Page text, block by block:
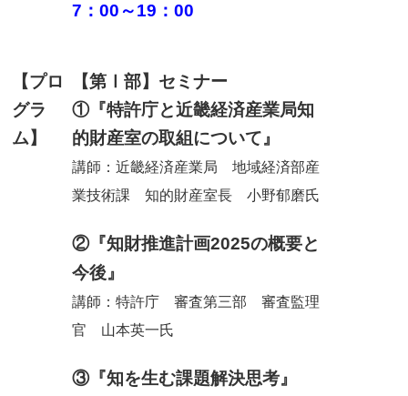
7 ：00 ～19 ：00
【プロ
グラ
ム】
【第Ⅰ部】セミナー
①『特許庁と近畿経済産業局知
的財産室の取組について』
講師：近畿経済産業局 地域経済部産
業技術課 知的財産室長 小野郁磨氏
②『知財推進計画2025の概要と
今後』
講師：特許庁 審査第三部 審査監理
官 山本英一氏
③『知を生む課題解決思考』